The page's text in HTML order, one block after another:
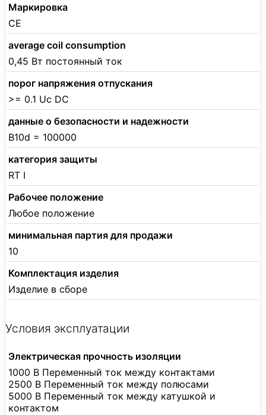
Маркировка
CE
average coil consumption
0,45 Вт постоянный ток
порог напряжения отпускания
>= 0.1 Uc DC
данные о безопасности и надежности
B10d = 100000
категория защиты
RT I
Рабочее положение
Любое положение
минимальная партия для продажи
10
Комплектация изделия
Изделие в сборе
Условия эксплуатации
Электрическая прочность изоляции
1000 В Переменный ток между контактами
2500 В Переменный ток между полюсами
5000 В Переменный ток между катушкой и
контактом